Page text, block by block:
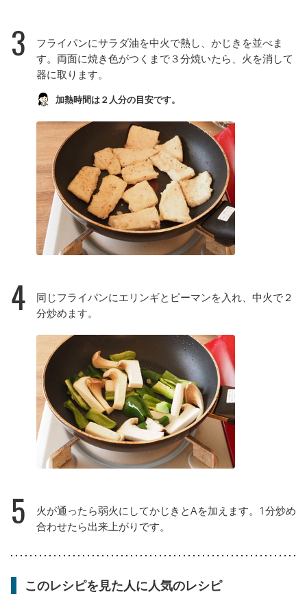
3
フライパンにサラダ油を中火で熱し、かじきを並べま
す。両面に焼き色がつくまで３分焼いたら、火を消して
器に取ります。
加熱時間は２人分の目安です。
4
同じフライパンにエリンギとピーマンを入れ、中火で２
分炒めます。
5
火が通ったら弱火にしてかじきとAを加えます。1分炒め
合わせたら出来上がりです。
このレシピを見た人に人気のレシピ